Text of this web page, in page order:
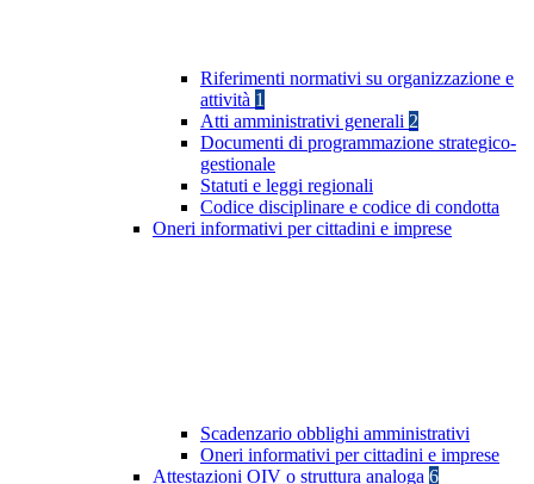
Riferimenti normativi su organizzazione e
attività 1
Atti amministrativi generali 2
Documenti di programmazione strategico-
gestionale
Statuti e leggi regionali
Codice disciplinare e codice di condotta
Oneri informativi per cittadini e imprese
Scadenzario obblighi amministrativi
Oneri informativi per cittadini e imprese
Attestazioni OIV o struttura analoga 6